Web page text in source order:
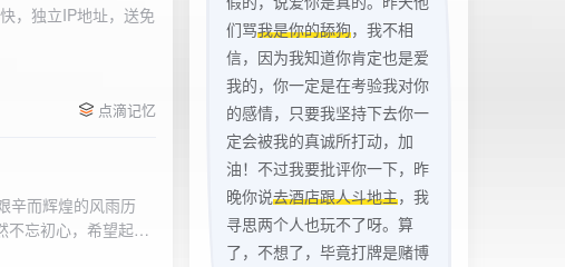
，独立IP地址，送免
点滴记忆
辛而辉煌的风雨历
不忘初心，希望起到
们骂我是你的舔狗，我不相
信，因为我知道你肯定也是爱
我的，你一定是在考验我对你
的感情，只要我坚持下去你一
定会被我的真诚所打动，加
油！不过我要批评你一下，昨
晚你说去酒店跟人斗地主，我
寻思两个人也玩不了呀。算
了，不想了，毕竟打牌是赌博